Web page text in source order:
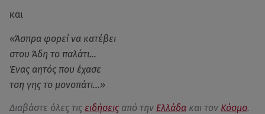
και
«Άσπρα φορεί να κατέβει
στου Άδη το παλάτι…
Ένας αητός που έχασε
τση γης το μονοπάτι…»
Διαβάστε όλες τις ειδήσεις από την Ελλάδα και τον Κόσμο.